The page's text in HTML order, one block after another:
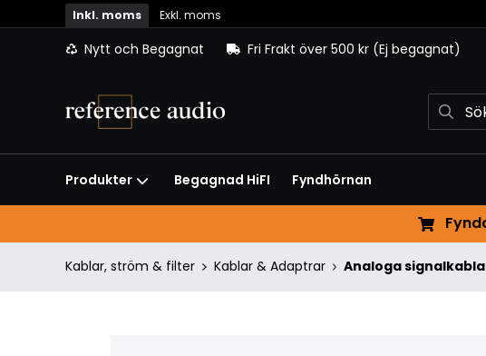
Inkl. moms Exkl. moms
Nytt och Begagnat Fri Frakt över 500 kr (Ej begagnat)
Produkter Begagnad HiFI Fyndhörnan
Kablar, ström & filter Kablar & Adaptrar Analoga